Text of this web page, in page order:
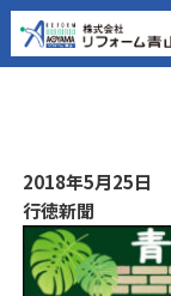
2018年5月25日
行徳新聞